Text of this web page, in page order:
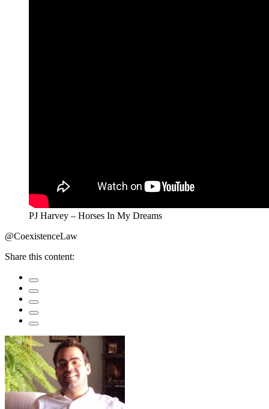
PJ Harvey – Horses In My Dreams
@CoexistenceLaw
Share this content: